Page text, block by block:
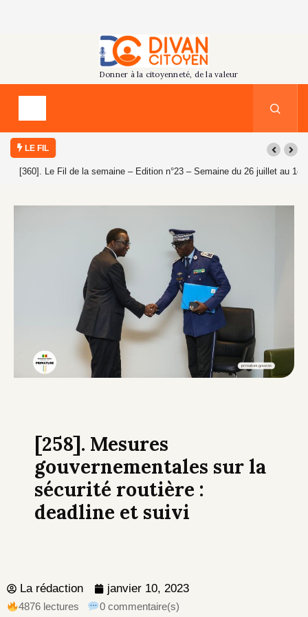
LE FIL
[360]. Le Fil de la semaine – Edition n°23 – Semaine du 26 juillet au 1er
[258]. Mesures
gouvernementales sur la
sécurité routière :
deadline et suivi
La rédaction janvier 10, 2023
4876 lectures 0 commentaire(s)